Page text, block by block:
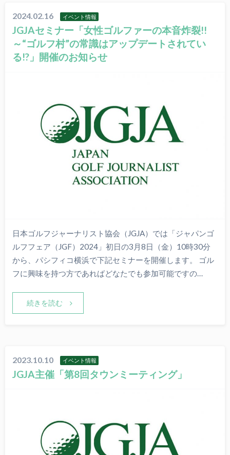
2024.02.16 イベント情報
JGJAセミナー「女性ゴルファーの本音炸裂!!
～“ゴルフ村”の常識はアップデートされてい
る!?」開催のお知らせ
日本ゴルフジャーナリスト協会（JGJA）では「ジャパンゴ
ルフフェア（JGF）2024」初日の3月8日（金）10時30分
から、パシフィコ横浜で下記セミナーを開催します。 ゴル
フに興味を持つ方であればどなたでも参加可能ですの…
続きを読む
2023.10.10 イベント情報
JGJA主催「第8回タウンミーティング」